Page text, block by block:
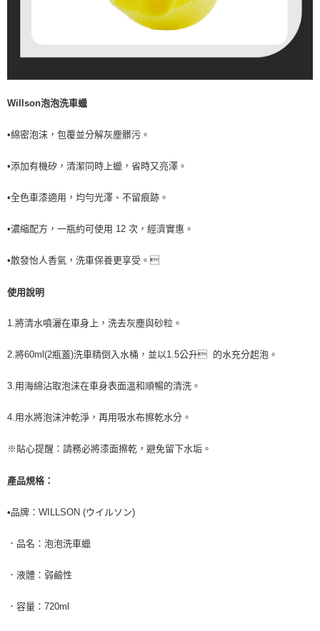
Willson泡泡洗車蠟
•綿密泡沫，包覆並分解灰塵髒污。
•添加有機矽，清潔同時上蠟，省時又亮澤。
•全色車漆適用，均勻光澤、不留痕跡。
•濃縮配方，一瓶約可使用 12 次，經濟實惠。
•散發怡人香氣，洗車保養更享受。
使用說明
1.將清水噴灑在車身上，洗去灰塵與砂粒。
2.將60ml(2瓶蓋)洗車精倒入水桶，並以1.5公升 的水充分起泡。
3.用海綿沾取泡沫在車身表面溫和順暢的清洗。
4.用水將泡沫沖乾淨，再用吸水布擦乾水分。
※貼心提醒：請務必將漆面擦乾，避免留下水垢。
產品規格：
•品牌：WILLSON (ウイルソン)
．品名：泡泡洗車蠟
．液體：弱鹼性
．容量：720ml